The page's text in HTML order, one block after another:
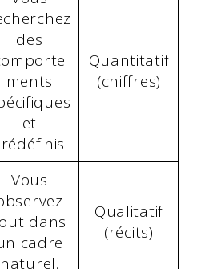
des
ments
et
Quantitatif
(chiffres)
Vous
dans
cadre
naturel.
Qualitatif
(récits)